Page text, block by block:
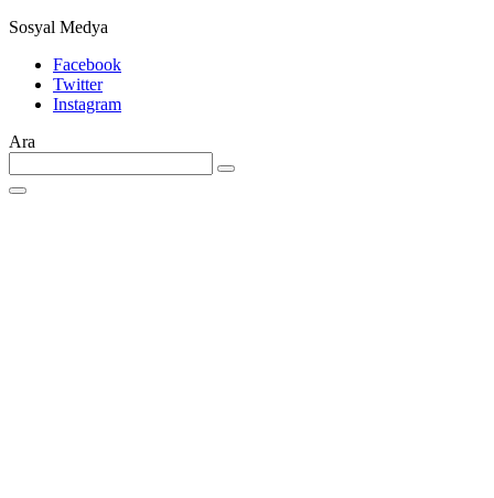
Sosyal Medya
Facebook
Twitter
Instagram
Ara